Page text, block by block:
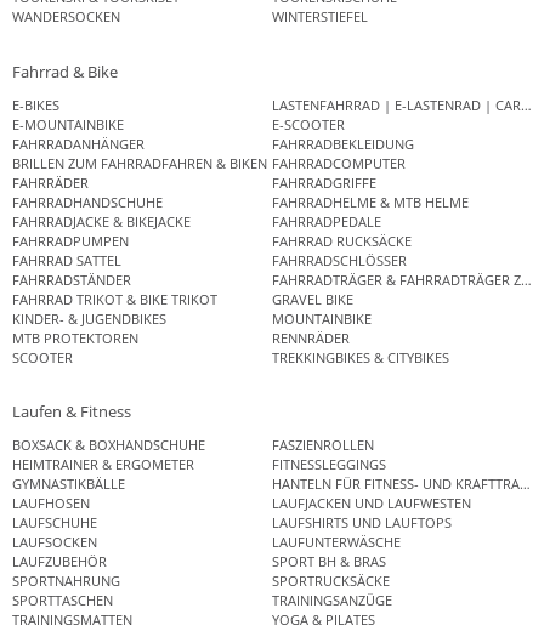
WANDERSOCKEN
WINTERSTIEFEL
Fahrrad & Bike
E-BIKES
LASTENFAHRRAD | E-LASTENRAD |
E-MOUNTAINBIKE
E-SCOOTER
FAHRRADANHÄNGER
FAHRRADBEKLEIDUNG
BRILLEN ZUM FAHRRADFAHREN & BIKEN FAHRRADCOMPUTER
FAHRRÄDER
FAHRRADGRIFFE
FAHRRADHANDSCHUHE
FAHRRADHELME & MTB HELME
FAHRRADJACKE & BIKEJACKE
FAHRRADPEDALE
FAHRRADPUMPEN
FAHRRAD RUCKSÄCKE
FAHRRAD SATTEL
FAHRRADSCHLÖSSER
FAHRRADSTÄNDER
FAHRRADTRÄGER & FAHRRADTRÄGER
FAHRRAD TRIKOT & BIKE TRIKOT
GRAVEL BIKE
KINDER- & JUGENDBIKES
MOUNTAINBIKE
MTB PROTEKTOREN
RENNRÄDER
SCOOTER
TREKKINGBIKES & CITYBIKES
Laufen & Fitness
BOXSACK & BOXHANDSCHUHE
FASZIENROLLEN
HEIMTRAINER & ERGOMETER
FITNESSLEGGINGS
GYMNASTIKBÄLLE
HANTELN FÜR FITNESS- UND
LAUFHOSEN
LAUFJACKEN UND LAUFWESTEN
LAUFSCHUHE
LAUFSHIRTS UND LAUFTOPS
LAUFSOCKEN
LAUFUNTERWÄSCHE
LAUFZUBEHÖR
SPORT BH & BRAS
SPORTNAHRUNG
SPORTRUCKSÄCKE
SPORTTASCHEN
TRAININGSANZÜGE
TRAININGSMATTEN
YOGA & PILATES